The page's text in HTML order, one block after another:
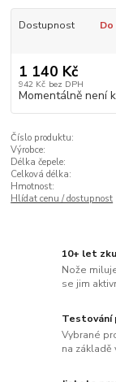
Dostupnost
1 140 Kč
942 Kč bez DPH
Momentálně není
Číslo produktu:
Výrobce:
Délka čepele:
Celková délka:
Hmotnost:
Hlídat cenu / dostupnost
10+ let
Nože
se jim
Testování
Vybrané
na základě